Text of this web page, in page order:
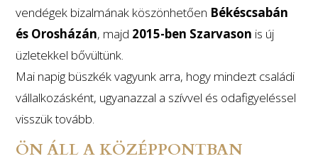
vendégek bizalmának köszönhetően Békéscsabán
és Orosházán, majd 2015-ben Szarvason is új
üzletekkel bővültünk.
Mai napig büszkék vagyunk arra, hogy mindezt családi
vállalkozásként, ugyanazzal a szívvel és odafigyeléssel
visszük tovább.
ÖN ÁLL A KÖZÉPPONTBAN